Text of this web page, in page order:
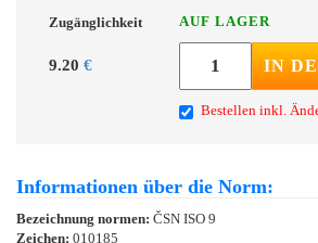
Zugänglichkeit AUF LAGER
9.20 € IN
Bestellen inkl.
Informationen über die Norm:
Bezeichnung normen: ČSN ISO 9
Zeichen: 010185